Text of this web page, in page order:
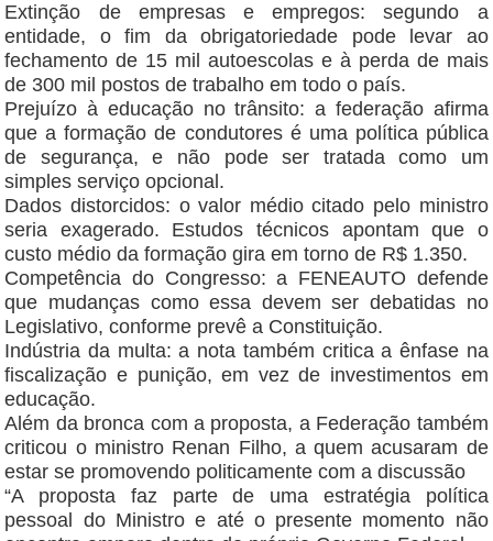
Extinção de empresas e empregos: segundo a
entidade, o fim da obrigatoriedade pode levar ao
fechamento de 15 mil autoescolas e à perda de mais
de 300 mil postos de trabalho em todo o país.
Prejuízo à educação no trânsito: a federação afirma
que a formação de condutores é uma política pública
de segurança, e não pode ser tratada como um
simples serviço opcional.
Dados distorcidos: o valor médio citado pelo ministro
seria exagerado. Estudos técnicos apontam que o
custo médio da formação gira em torno de R$ 1.350.
Competência do Congresso: a FENEAUTO defende
que mudanças como essa devem ser debatidas no
Legislativo, conforme prevê a Constituição.
Indústria da multa: a nota também critica a ênfase na
fiscalização e punição, em vez de investimentos em
educação.
Além da bronca com a proposta, a Federação também
criticou o ministro Renan Filho, a quem acusaram de
estar se promovendo politicamente com a discussão
“A proposta faz parte de uma estratégia política
pessoal do Ministro e até o presente momento não